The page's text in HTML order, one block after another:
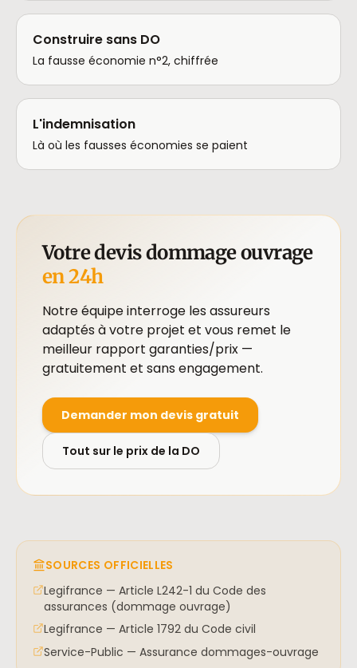
Construire sans DO
La fausse économie n°2, chiffrée
L'indemnisation
Là où les fausses économies se paient
Votre devis dommage ouvrage
en 24h
Notre équipe interroge les assureurs
adaptés à votre projet et vous remet le
meilleur rapport garanties/prix —
gratuitement et sans engagement.
Demander mon devis gratuit
Tout sur le prix de la DO
SOURCES OFFICIELLES
Legifrance — Article L242-1 du Code des
assurances (dommage ouvrage)
Legifrance — Article 1792 du Code civil
Service-Public — Assurance dommages-ouvrage